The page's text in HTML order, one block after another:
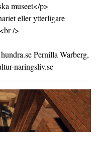
museet</p>
eller ytterligare
/>
Pernilla Warberg,
naringsliv.se